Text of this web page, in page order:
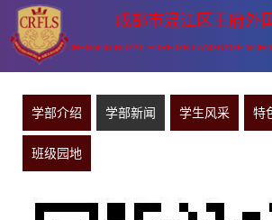
成都市温江区王府外
CHENGDU ROYAL FOREIGN LANGUAGE
学部介绍 学部新闻 学生风采 特
班级园地